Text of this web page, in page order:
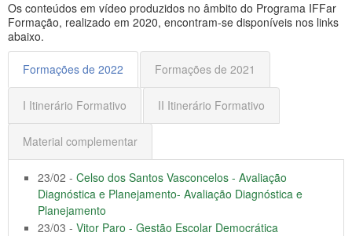
Os conteúdos em vídeo produzidos no âmbito do Programa IFFar
Formação, realizado em 2020, encontram-se disponíveis nos links
abaixo.
Formações de 2022 Formações de 2021
I Itinerário Formativo II Itinerário Formativo
Material complementar
23/02 - Celso dos Santos Vasconcelos - Avaliação
Diagnóstica e Planejamento- Avaliação Diagnóstica e
Planejamento
23/03 - Vitor Paro - Gestão Escolar Democrática